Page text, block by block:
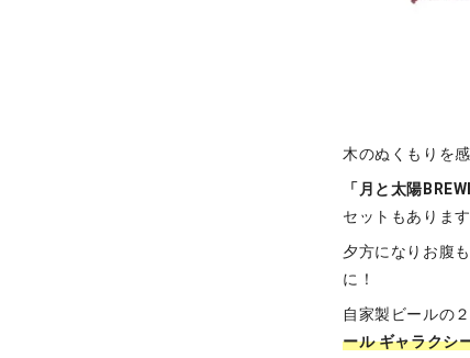
木のぬくもりを
「月と太陽
セットもありま
夕方になりお腹
に！
自家製ビールの
ール ギャラクシ